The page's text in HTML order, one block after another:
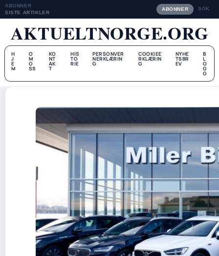
ABONNER
SISTE ARTIKLER
ABONNER SOK
AKTUELTNORGE.ORG
H
J
E
M
O
M
O
SS
KO
NT
AK
T
HIS
TO
RIE
PERSONVER
NERKLÆRIN
G
COOKIEE
RKLÆRIN
G
NYHE
TSBR
EV
B
L
O
G
G